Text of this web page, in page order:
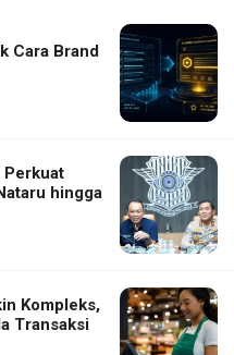
Cara Brand
Perkuat
hingga
Kompleks,
Transaksi